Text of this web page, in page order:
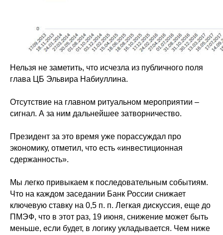
Нельзя не заметить, что исчезла из публичного поля
глава ЦБ Эльвира Набиуллина.
Отсутствие на главном ритуальном мероприятии –
сигнал. А за ним дальнейшее затворничество.
Президент за это время уже порассуждал про
экономику, отметил, что есть «инвестиционная
сдержанность».
Мы легко привыкаем к последовательным событиям.
Что на каждом заседании Банк России снижает
ключевую ставку на 0,5 п. п. Легкая дискуссия, еще до
ПМЭФ, что в этот раз, 19 июня, снижение может быть
меньше, если будет, в логику укладывается. Чем ниже